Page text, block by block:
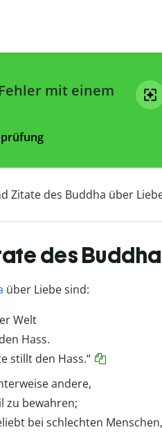
mit einem
Zitate des Buddha über
des
über Liebe sind:
Welt
Hass.
stillt den Hass.“
andere,
zu bewahren;
bei schlechten Menschen,